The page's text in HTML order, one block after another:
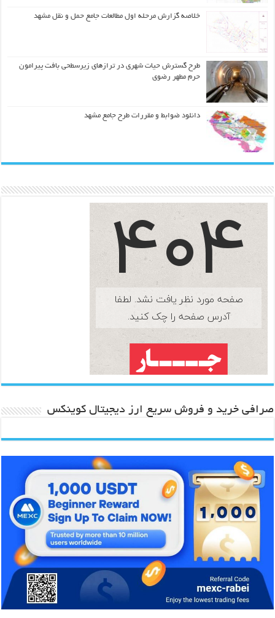
خلاصه گزارش مرحله اول مطالعات جامع حمل و نقل مشهد
طرح گسترش حیات شهري در ترازهاي زیرسطحی بافت پیرامون
حرم مطهر رضوي
دانلود ضوابط و مقررات طرح جامع مشهد
صرافی خرید و فروش سریع ارز دیجیتال کوینکس